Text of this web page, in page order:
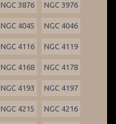
NGC 3876 NGC 3976
NGC 4045 NGC 4046
NGC 4116 NGC 4119
NGC 4168 NGC 4178
NGC 4193 NGC 4197
NGC 4215 NGC 4216